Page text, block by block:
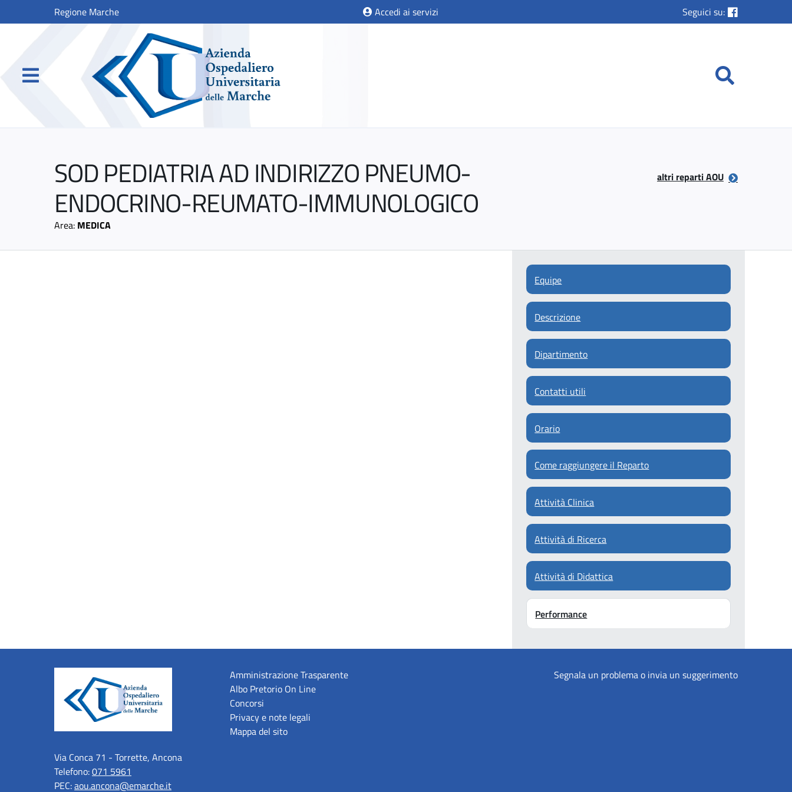
Regione Marche Accedi ai servizi Seguici su:
SOD PEDIATRIA AD INDIRIZZO PNEUMO-
ENDOCRINO-REUMATO-IMMUNOLOGICO
Area: MEDICA
altri reparti AOU
Equipe
Descrizione
Dipartimento
Contatti utili
Orario
Come raggiungere il Reparto
Attività Clinica
Attività di Ricerca
Attività di Didattica
Performance
Via Conca 71 - Torrette, Ancona
Telefono:071 5961
PEC:aou.ancona@emarche.it
Amministrazione Trasparente
Albo Pretorio On Line
Concorsi
Privacy e note legali
Mappa del sito
Segnala un problema o invia un suggerimento